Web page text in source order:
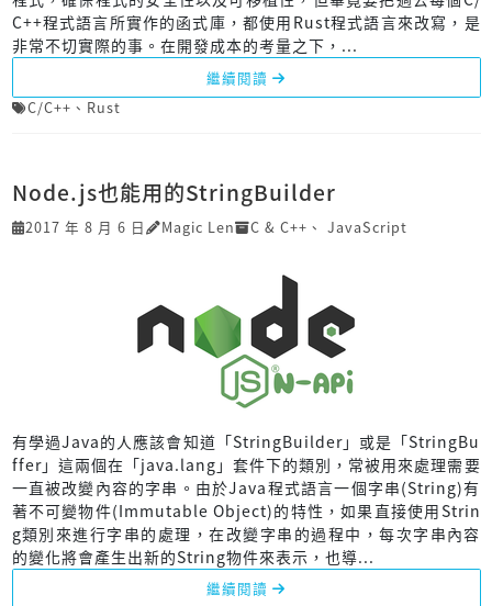
C++程式語言所實作的函式庫，都使用Rust程式語言來改寫，是
非常不切實際的事。在開發成本的考量之下，...
繼續閱讀
C/C++ 、 Rust
Node.js也能用的StringBuilder
2017 年 8 月 6 日 Magic Len C & C++ 、 JavaScript
有學過Java的人應該會知道「StringBuilder」或是「StringBu
ffer」這兩個在「java.lang」套件下的類別，常被用來處理需要
一直被改變內容的字串。由於Java程式語言一個字串(String)有
著不可變物件(Immutable Object)的特性，如果直接使用Strin
g類別來進行字串的處理，在改變字串的過程中，每次字串內容
的變化將會產生出新的String物件來表示，也導...
繼續閱讀